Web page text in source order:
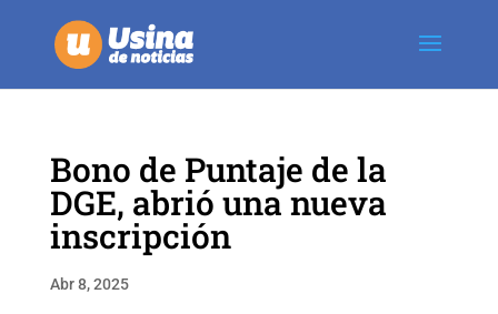
Bono de Puntaje de la
DGE, abrió una nueva
inscripción
Abr 8, 2025